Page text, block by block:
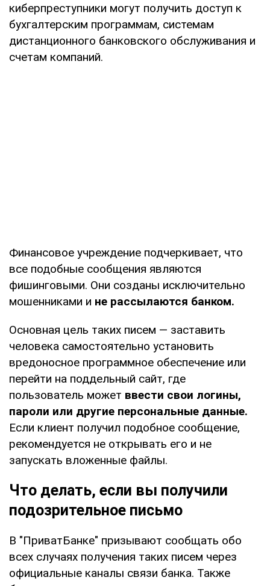
киберпреступники могут получить доступ к
бухгалтерским программам, системам
дистанционного банковского обслуживания и
счетам компаний.
Финансовое учреждение подчеркивает, что
все подобные сообщения являются
фишинговыми. Они созданы исключительно
мошенниками и не рассылаются банком.
Основная цель таких писем — заставить
человека самостоятельно установить
вредоносное программное обеспечение или
перейти на поддельный сайт, где
пользователь может ввести свои логины,
пароли или другие персональные данные.
Если клиент получил подобное сообщение,
рекомендуется не открывать его и не
запускать вложенные файлы.
Что делать, если вы получили
подозрительное письмо
В "ПриватБанке" призывают сообщать обо
всех случаях получения таких писем через
официальные каналы связи банка. Также